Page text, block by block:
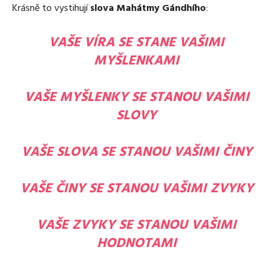
Krásně to vystihujíslova Mahátmy Gándhího:
VAŠE VÍRA SE STANE VAŠIMI
MYŠLENKAMI
VAŠE MYŠLENKY SE STANOU VAŠIMI
SLOVY
VAŠE SLOVA SE STANOU VAŠIMI ČINY
VAŠE ČINY SE STANOU VAŠIMI ZVYKY
VAŠE ZVYKY SE STANOU VAŠIMI
HODNOTAMI